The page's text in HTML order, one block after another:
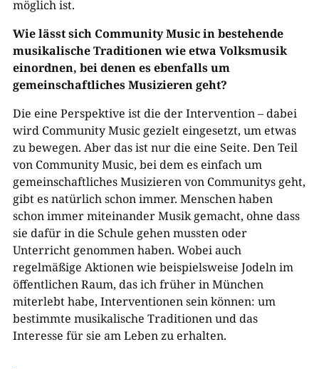
möglich ist.
Wie lässt sich Community Music in bestehende
musikalische Traditionen wie etwa Volksmusik
einordnen, bei denen es ebenfalls um
gemeinschaftliches Musizieren geht?
Die eine Perspektive ist die der Intervention – dabei
wird Community Music gezielt eingesetzt, um etwas
zu bewegen. Aber das ist nur die eine Seite. Den Teil
von Community Music, bei dem es einfach um
gemeinschaftliches Musizieren von Communitys geht,
gibt es natürlich schon immer. Menschen haben
schon immer miteinander Musik gemacht, ohne dass
sie dafür in die Schule gehen mussten oder
Unterricht genommen haben. Wobei auch
regelmäßige Aktionen wie beispielsweise Jodeln im
öffentlichen Raum, das ich früher in München
miterlebt habe, Interventionen sein können: um
bestimmte musikalische Traditionen und das
Interesse für sie am Leben zu erhalten.